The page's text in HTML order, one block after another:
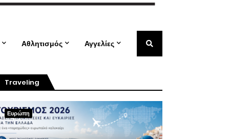
Αθλητισμός Αγγελίες
Traveling
Ευρώπη